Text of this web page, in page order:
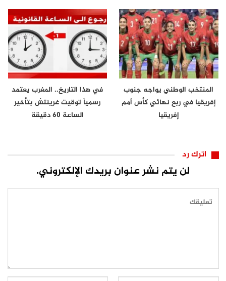
المنتخب الوطني يواجه جنوب
إفريقيا في ربع نهائي كأس أمم
إفريقيا
في هذا التاريخ.. المغرب يعتمد
رسمياً توقيت غرينتش بتأخير
الساعة 60 دقيقة
اترك رد
لن يتم نشر عنوان بريدك الإلكتروني.